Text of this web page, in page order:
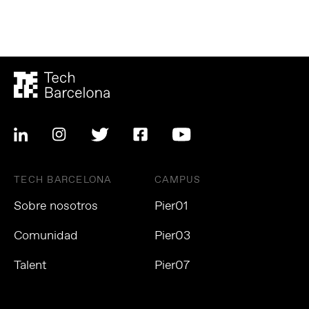
TECH BARCELONA
Sobre nosotros
Comunidad
Talent
CAMPUS
Pier01
Pier03
Pier07